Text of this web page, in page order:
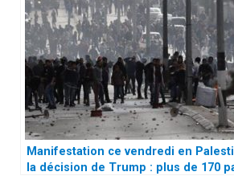
Manifestation ce vendredi en
la décision de Trump : plus de 170